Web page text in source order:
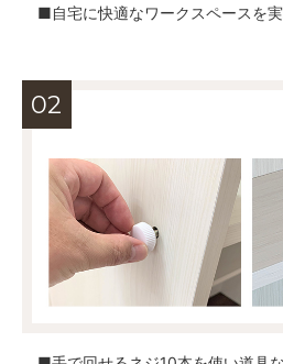
■自宅に快適なワークスペースを実